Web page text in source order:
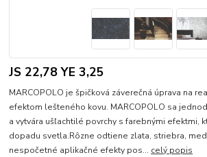
JS 22,78 YE 3,25
MARCOPOLO je špičková záverečná úprava na
efektom lešteného kovu. MARCOPOLO sa
a vytvára ušľachtilé povrchy s farebnými efektmi,
dopadu svetla.Rôzne odtiene zlata, striebra,
nespočetné aplikačné efekty pos... celý popis